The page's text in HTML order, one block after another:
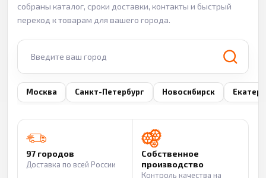
собраны каталог, сроки доставки, контакты и быстрый
переход к товарам для вашего города.
Введите ваш город
Москва Санкт-Петербург Новосибирск
97 городов
Доставка по всей России
Собственное
производство
Контроль качества на